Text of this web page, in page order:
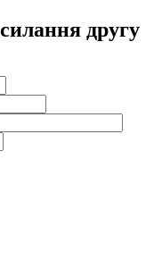
другу